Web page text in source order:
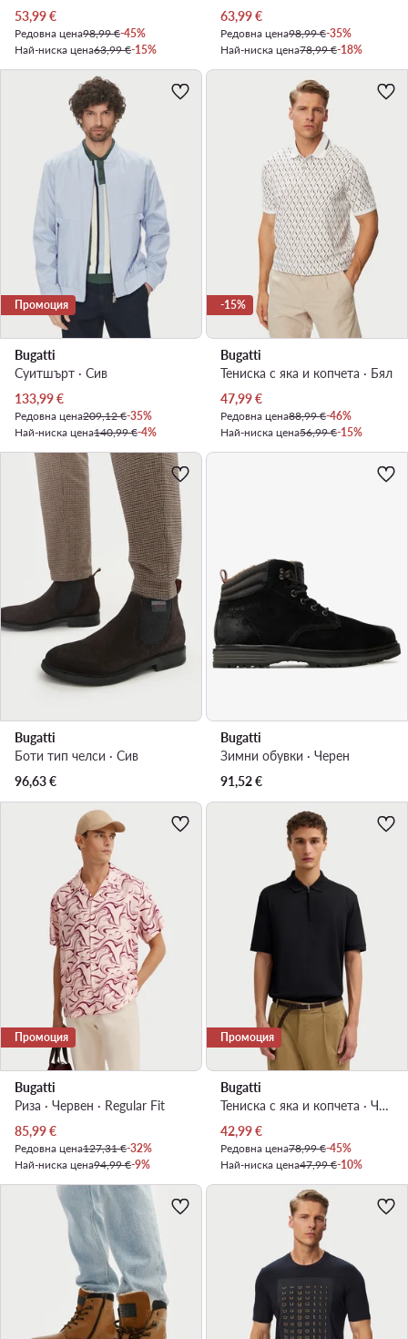
Актуална цена
53,99€
Редовна цена98,99 €-45%
Най-ниска цена63,99 €-15%
Актуална цена
63,99€
Редовна цена98,99 €-35%
Най-ниска цена78,99 €-18%
Промоция
Bugatti
Суитшърт · Сив
Актуална цена
133,99€
Редовна цена209,12 €-35%
Най-ниска цена140,99 €-4%
-15%
Bugatti
Тениска с яка и копчета · Бял
Актуална цена
47,99€
Редовна цена88,99 €-46%
Най-ниска цена56,99 €-15%
Bugatti
Боти тип челси · Сив
96,63€
Bugatti
Зимни обувки · Черен
91,52€
Промоция
Bugatti
Риза · Червен · Regular Fit
Актуална цена
85,99€
Редовна цена127,31 €-32%
Най-ниска цена94,99 €-9%
Промоция
Bugatti
Тениска с яка и копчета · Черен
Актуална цена
42,99€
Редовна цена78,99 €-45%
Най-ниска цена47,99 €-10%